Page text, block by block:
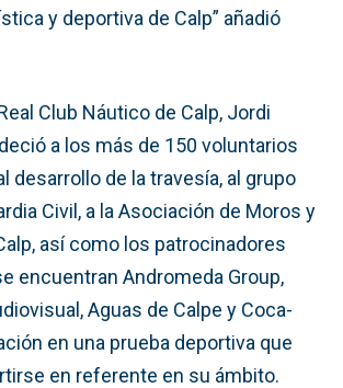
y deportiva de Calp” añadió
Club Náutico de Calp, Jordi
a los más de 150 voluntarios
desarrollo de la travesía, al grupo
Civil, a la Asociación de Moros y
así como los patrocinadores
encuentran Andromeda Group,
Aguas de Calpe y Coca-
en una prueba deportiva que
en referente en su ámbito.